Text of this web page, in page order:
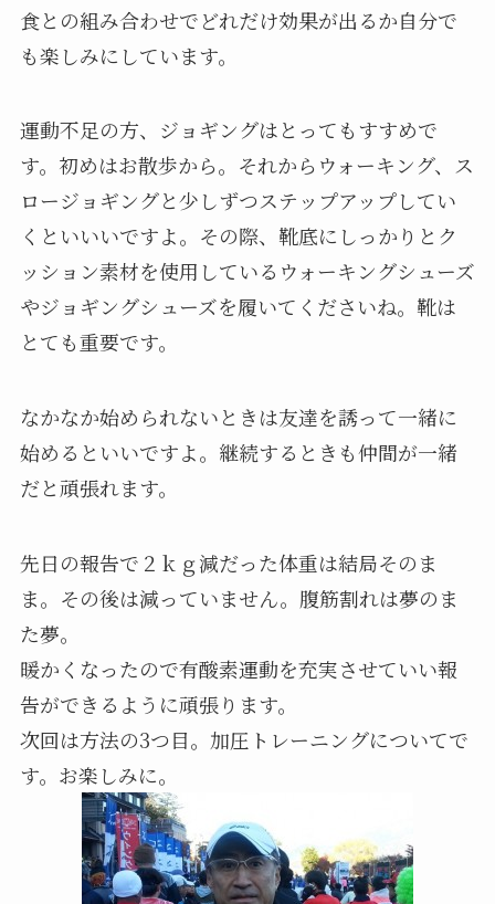
食との組み合わせでどれだけ効果が出るか自分で
も楽しみにしています。
運動不足の方、ジョギングはとってもすすめで
す。初めはお散歩から。それからウォーキング、ス
ロージョギングと少しずつステップアップしてい
くといいいですよ。その際、靴底にしっかりとク
ッション素材を使用しているウォーキングシューズ
やジョギングシューズを履いてくださいね。靴は
とても重要です。
なかなか始められないときは友達を誘って一緒に
始めるといいですよ。継続するときも仲間が一緒
だと頑張れます。
先日の報告で２ｋｇ減だった体重は結局そのま
ま。その後は減っていません。腹筋割れは夢のま
た夢。
暖かくなったので有酸素運動を充実させていい報
告ができるように頑張ります。
次回は方法の3つ目。加圧トレーニングについてで
す。お楽しみに。